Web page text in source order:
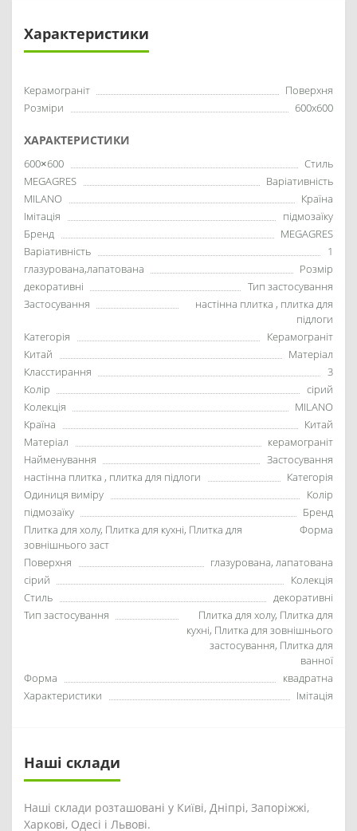
Характеристики
Керамограніт
Поверхня
Розміри
600x600
ХАРАКТЕРИСТИКИ
600×600
Стиль
MEGAGRES
Варіативність
MILANO
Країна
Імітація
підмозаїку
Бренд
MEGAGRES
Варіативність
1
глазурована,лапатована
Розмір
декоративні
Тип застосування
Застосування
настінна плитка , плитка для
підлоги
Категорія
Керамограніт
Китай
Матеріал
Класстирання
3
Колір
сірий
Колекція
MILANO
Країна
Китай
Матеріал
керамограніт
Найменування
Застосування
настінна плитка , плитка для підлоги
Категорія
Одиниця виміру
Колір
підмозаїку
Бренд
Плитка для холу, Плитка для кухні, Плитка для
зовнішнього заст
Форма
Поверхня
глазурована, лапатована
сірий
Колекція
Стиль
декоративні
Тип застосування
Плитка для холу, Плитка для
кухні, Плитка для зовнішнього
застосування, Плитка для
ванної
Форма
квадратна
Характеристики
Імітація
Наші склади
Наші склади розташовані у Київі, Дніпрі, Запоріжжі,
Харкові, Одесі і Львові.